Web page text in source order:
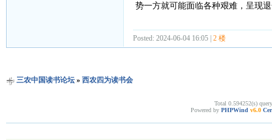
势一方就可能面临各种艰难，呈现
Posted: 2024-06-04 16:05 | 2 楼
三农中国读书论坛» 西农四为读书会
Total 0.594252(s)
Powered by PHPWind v6.0